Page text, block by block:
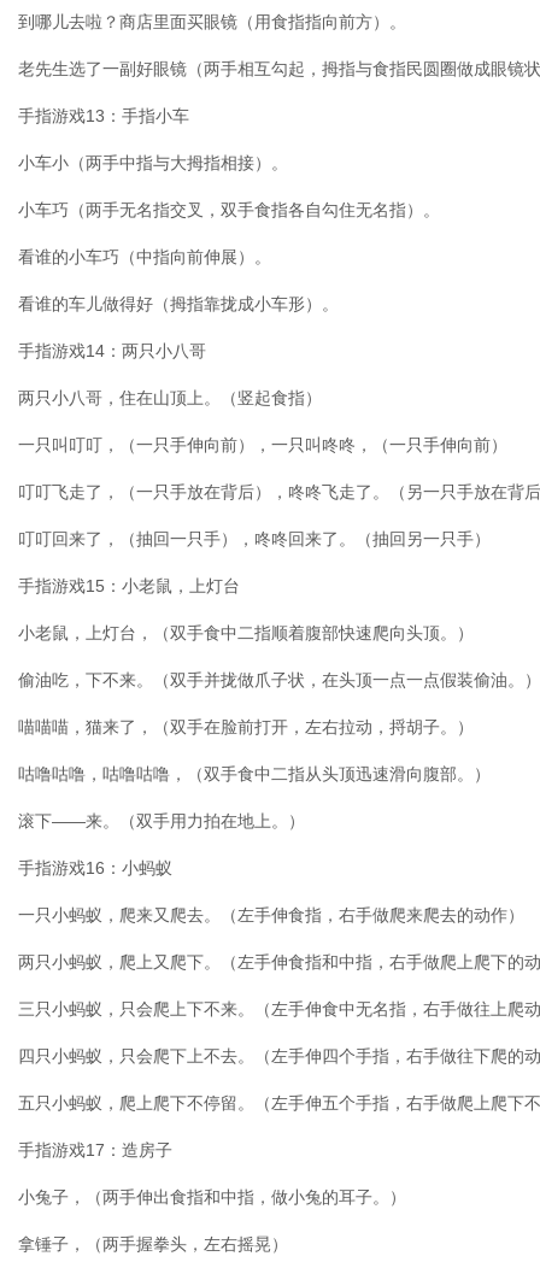
到哪儿去啦？商店里面买眼镜（用食指指向前方）。
老先生选了一副好眼镜（两手相互勾起，拇指与食指民圆圈做成眼镜
手指游戏13：手指小车
小车小（两手中指与大拇指相接）。
小车巧（两手无名指交叉，双手食指各自勾住无名指）。
看谁的小车巧（中指向前伸展）。
看谁的车儿做得好（拇指靠拢成小车形）。
手指游戏14：两只小八哥
两只小八哥，住在山顶上。（竖起食指）
一只叫叮叮，（一只手伸向前），一只叫咚咚，（一只手伸向前）
叮叮飞走了，（一只手放在背后），咚咚飞走了。（另一只手放在背
叮叮回来了，（抽回一只手），咚咚回来了。（抽回另一只手）
手指游戏15：小老鼠，上灯台
小老鼠，上灯台，（双手食中二指顺着腹部快速爬向头顶。）
偷油吃，下不来。（双手并拢做爪子状，在头顶一点一点假装偷油。）
喵喵喵，猫来了，（双手在脸前打开，左右拉动，捋胡子。）
咕噜咕噜，咕噜咕噜，（双手食中二指从头顶迅速滑向腹部。）
滚下——来。（双手用力拍在地上。）
手指游戏16：小蚂蚁
一只小蚂蚁，爬来又爬去。（左手伸食指，右手做爬来爬去的动作）
两只小蚂蚁，爬上又爬下。（左手伸食指和中指，右手做爬上爬下的
三只小蚂蚁，只会爬上下不来。（左手伸食中无名指，右手做往上爬
四只小蚂蚁，只会爬下上不去。（左手伸四个手指，右手做往下爬的
五只小蚂蚁，爬上爬下不停留。（左手伸五个手指，右手做爬上爬下
手指游戏17：造房子
小兔子，（两手伸出食指和中指，做小兔的耳子。）
拿锤子，（两手握拳头，左右摇晃）